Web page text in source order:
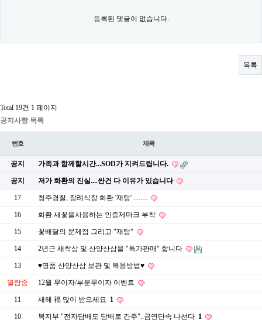
등록된 댓글이 없습니다.
목록
Total 19건 1 페이지
공지사항 목록
번호 제목
공지 가족과 함께할시간...SOD가 지켜드립니다.
공지 저가 화환의 진실....싼건 다 이유가 있습니다
17 청주경찰, 장례식장 화환 '재탕' ……
16 화환 새꽃을사용하는 인증제마크 부착
15 꽃배달의 문제점 그리고 "재탕"
14 2년근 새싹삼 및 산양산삼을 "특가판매" 합니다
13 ♥명품 산양산삼 보관 및 복용방법♥
열람중 12월 무이자/부분무이자 이벤트
11 새해 福 많이 받으세요 1
10 복지부 "전자담배도 담배로 간주"..금연단속 나선다 1